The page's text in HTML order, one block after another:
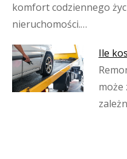
komfort codziennego
nieruchomości.…
Ile
może